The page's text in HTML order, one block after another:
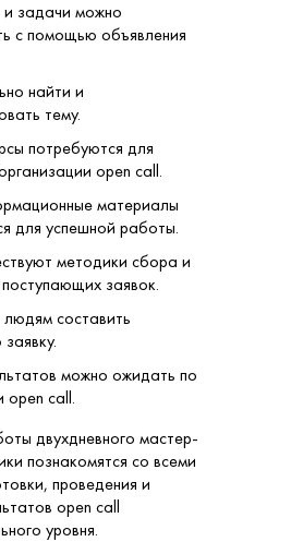
и задачи можно
с помощью объявления
найти и
тему.
потребуются для
open call.
материалы
для успешной работы.
методики сбора и
заявок.
составить
можно ожидать по
open call.
двухдневного мастер-
познакомятся со всеми
проведения и
open call
уровня.